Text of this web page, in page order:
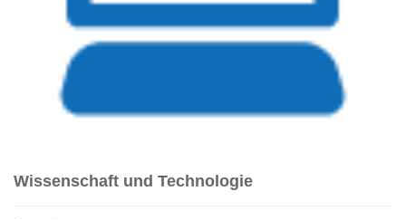
Wissenschaft und Technologie